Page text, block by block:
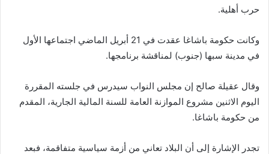
حرب أهلية.
وكانت حكومة باشاغا عقدت في 21 أبريل الماضي اجتماعها الأول
في مدينة سبها (جنوب) لمناقشة برنامجها.
وقال عقيلة صالح إن مجلس النواب سيدرس في جلسته المقررة
اليوم الاثنين مشروع الموازنة العامة للسنة المالية الجارية، المقدم
من حكومة باشاغا.
تجدر الإشارة إلى أن البلاد تعاني من أزمة سياسية متفاقمة، فبعد